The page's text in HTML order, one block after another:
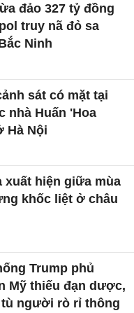
đảo 327 tỷ đồng
truy nã đỏ sa
Ninh
sát có mặt tại
nhà Huấn 'Hoa
Hà Nội
xuất hiện giữa mùa
khốc liệt ở châu
Trump phủ
Mỹ thiếu đạn dược,
người rò rỉ thông